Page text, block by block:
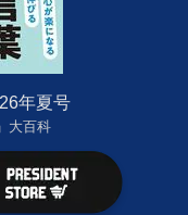
年夏号
大百科